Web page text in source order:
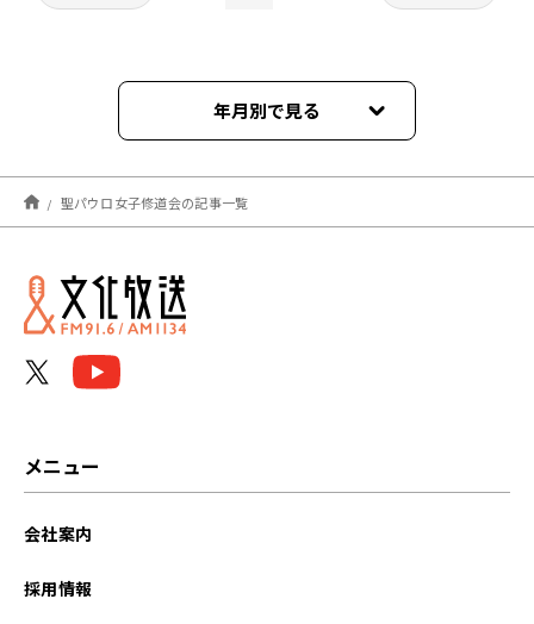
年月別で見る
2023年04月
2023年03月
2023年02月
聖パウロ女子修道会の記事一覧
メニュー
会社案内
採用情報